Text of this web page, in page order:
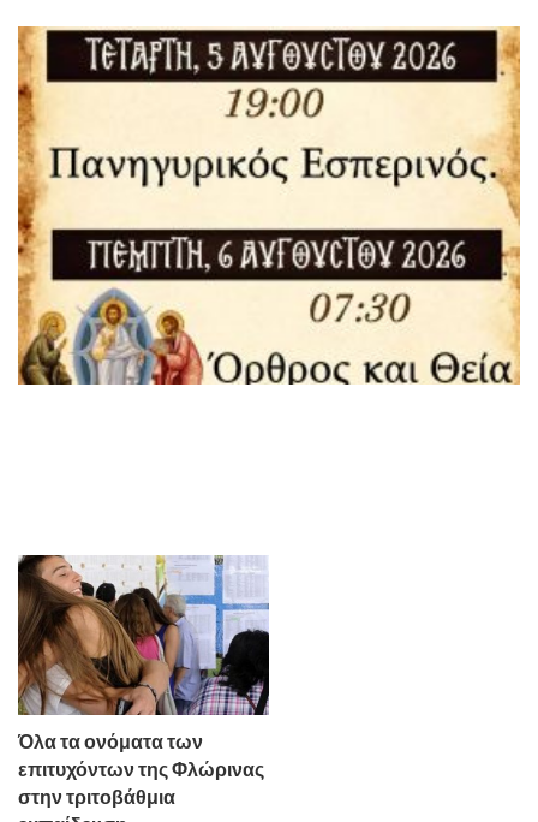
Όλα τα ονόματα των
επιτυχόντων της Φλώρινας
στην τριτοβάθμια